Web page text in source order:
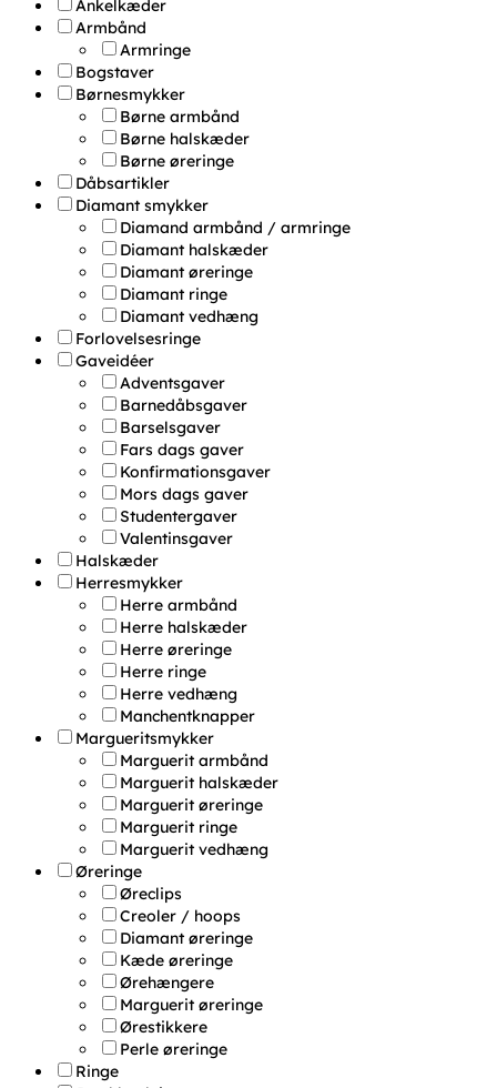
Ankelkæder
Armbånd
Armringe
Bogstaver
Børnesmykker
Børne armbånd
Børne halskæder
Børne øreringe
Dåbsartikler
Diamant smykker
Diamand armbånd / armringe
Diamant halskæder
Diamant øreringe
Diamant ringe
Diamant vedhæng
Forlovelsesringe
Gaveidéer
Adventsgaver
Barnedåbsgaver
Barselsgaver
Fars dags gaver
Konfirmationsgaver
Mors dags gaver
Studentergaver
Valentinsgaver
Halskæder
Herresmykker
Herre armbånd
Herre halskæder
Herre øreringe
Herre ringe
Herre vedhæng
Manchentknapper
Margueritsmykker
Marguerit armbånd
Marguerit halskæder
Marguerit øreringe
Marguerit ringe
Marguerit vedhæng
Øreringe
Øreclips
Creoler / hoops
Diamant øreringe
Kæde øreringe
Ørehængere
Marguerit øreringe
Ørestikkere
Perle øreringe
Ringe